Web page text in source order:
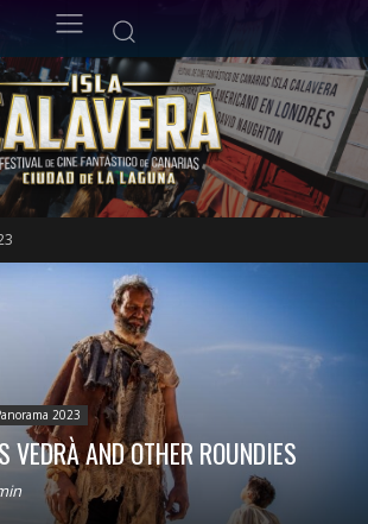
2023
VEDRÀ AND OTHER ROUNDIES